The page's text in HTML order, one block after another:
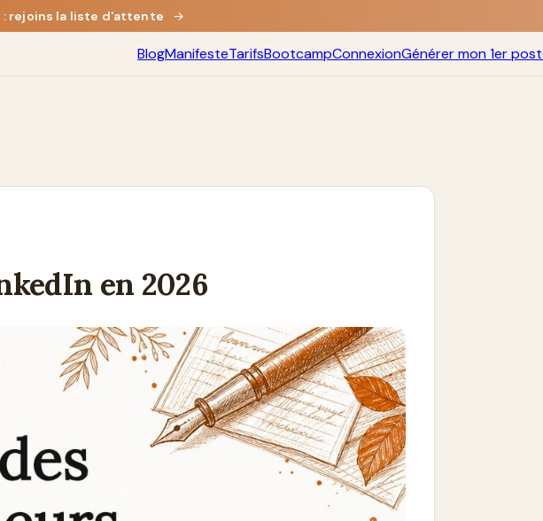
: rejoins la liste d'attente →
BlogManifesteTarifsBootcampConnexionGénérer mon 1er post
en 2026